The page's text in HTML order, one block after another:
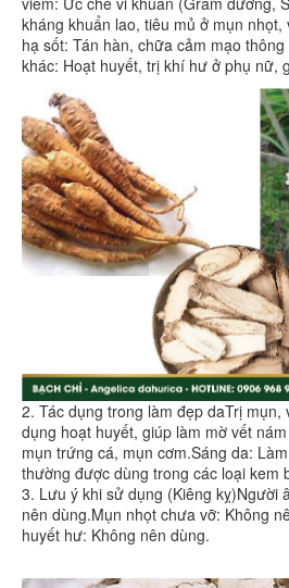
kháng khuẩn lao, tiêu mủ ở mụn nhọt,
hạ sốt: Tán hàn, chữa cảm mạo
khác: Hoạt huyết, trị khí hư ở phụ nữ,
2. Tác dụng trong làm đẹp daTrị
dụng hoạt huyết, giúp làm mờ vết
mụn trứng cá, mụn cơm.Sáng da:
thường được dùng trong các loại kem
3. Lưu ý khi sử dụng (Kiêng kỵ)Người
nên dùng.Mụn nhọt chưa vỡ: Không
huyết hư: Không nên dùng.